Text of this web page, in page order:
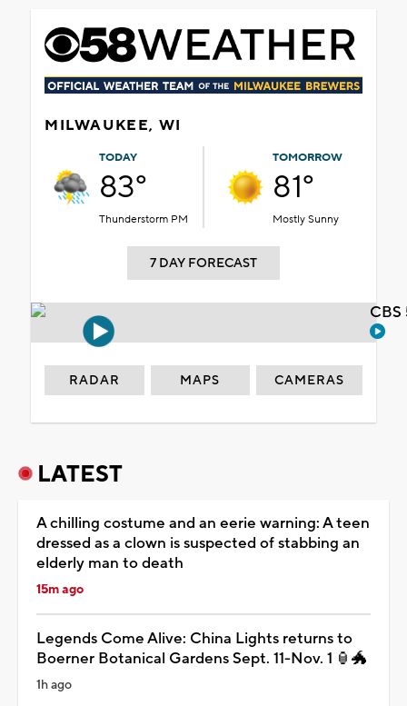
MILWAUKEE, WI
TODAY
83°
Thunderstorm PM
TOMORROW
81°
Mostly Sunny
7 DAY FORECAST
RADAR MAPS CAMERAS
LATEST
A chilling costume and an eerie warning: A teen
dressed as a clown is suspected of stabbing an
elderly man to death
15m ago
Legends Come Alive: China Lights returns to
Boerner Botanical Gardens Sept. 11-Nov. 1 🏮🐲
1h ago